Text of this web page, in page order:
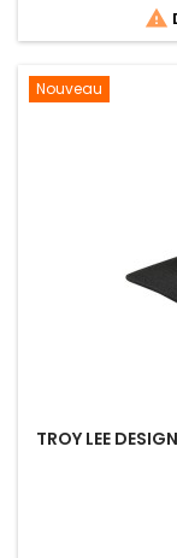

Nouveau
TROY LEE